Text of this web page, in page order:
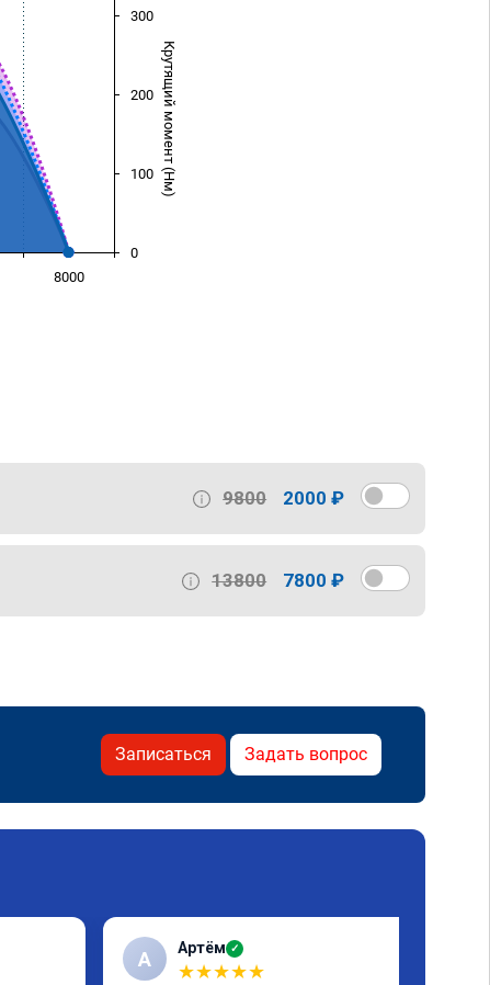
Крутящий момент (Нм)
8000
0
100
200
300
9800 2000 ₽
13800 7800 ₽
Записаться Задать вопрос
А Артём ✓
★★★★★